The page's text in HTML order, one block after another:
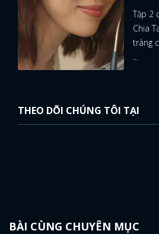
Tập 2
Chia
tràng
THEO DÕI CHÚNG TÔI TẠI
BÀI CÙNG CHUYÊN MỤC